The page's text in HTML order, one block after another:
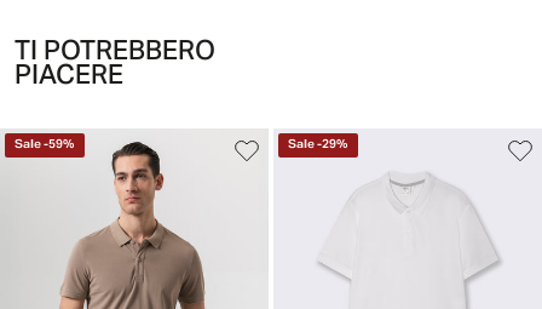
TI POTREBBERO
PIACERE
Sale-59% Sale-29%